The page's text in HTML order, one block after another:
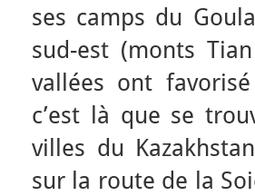
ses camps du
sud-est (monts
vallées ont
c’est là que se
villes du
sur la route de la